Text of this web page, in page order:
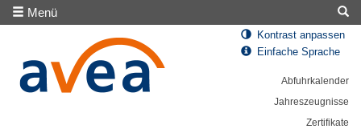
Menü
Kontrast anpassen
Einfache Sprache
Abfuhrkalender
Jahreszeugnisse
Zertifikate